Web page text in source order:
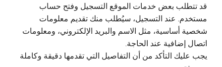
قد تتطلب بعض خدمات الموقع التسجيل وفتح حساب
مستخدم. عند التسجيل، سيُطلب منك تقديم معلومات
شخصية أساسية، مثل الاسم والبريد الإلكتروني، ومعلومات
اتصال إضافية عند الحاجة.
يجب عليك التأكد من أن التفاصيل التي تقدمها دقيقة وكاملة